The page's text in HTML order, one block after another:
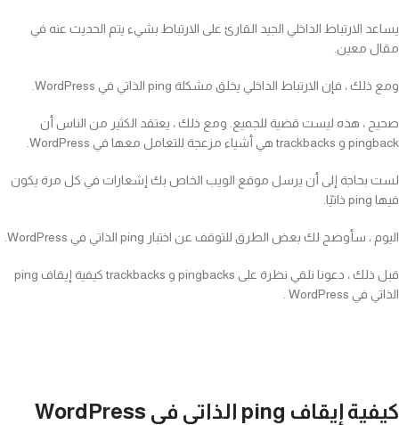
يساعد الارتباط الداخلي الجيد القارئ على الارتباط بشيء يتم الحديث عنه في
مقال معين.
ومع ذلك ، فإن الارتباط الداخلي يخلق مشكلة ping الذاتي في WordPress.
صحيح ، هذه ليست قضية للجميع. ومع ذلك ، يعتقد الكثير من الناس أن
pingback و trackbacks هي أشياء مزعجة للتعامل معها في WordPress.
لست بحاجة إلى أن يرسل موقع الويب الخاص بك إشعارات في كل مرة يكون
فيها ping ذاتيًا.
اليوم ، سأوضح لك بعض الطرق للتوقف عن اختبار ping الذاتي في WordPress.
قبل ذلك ، دعونا نلقي نظرة على pingbacks و trackbacks كيفية إيقاف ping
الذاتي في WordPress .
كيفية إيقاف ping الذاتي في WordPress